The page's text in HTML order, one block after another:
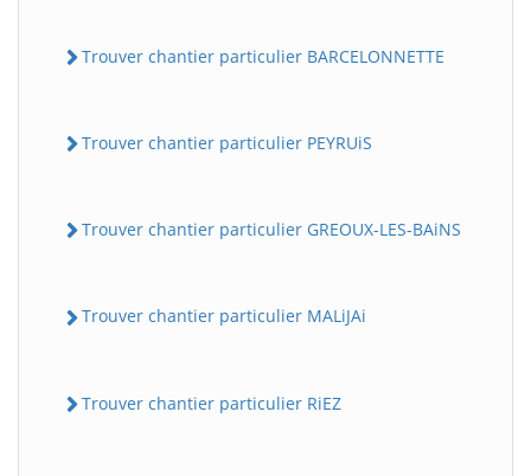
Trouver chantier particulier BARCELONNETTE
Trouver chantier particulier PEYRUiS
Trouver chantier particulier GREOUX-LES-BAiNS
Trouver chantier particulier MALiJAi
Trouver chantier particulier RiEZ